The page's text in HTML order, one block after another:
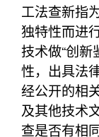
工法查新指
独特性而进
技术做“创新
性，出具法
经公开的相
及其他技术
查是否有相